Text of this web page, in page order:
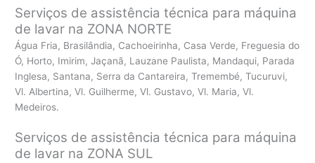
Serviços de assistência técnica para máquina
de lavar na ZONA NORTE
Água Fria, Brasilândia, Cachoeirinha, Casa Verde, Freguesia do
Ó, Horto, Imirim, Jaçanã, Lauzane Paulista, Mandaqui, Parada
Inglesa, Santana, Serra da Cantareira, Tremembé, Tucuruvi,
Vl. Albertina, Vl. Guilherme, Vl. Gustavo, Vl. Maria, Vl.
Medeiros.
Serviços de assistência técnica para máquina
de lavar na ZONA SUL